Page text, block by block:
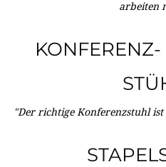
arbeiten
"Der richtige Konferenzstuhl